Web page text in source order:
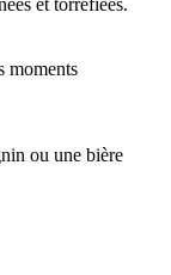
et torréfiées.
moments
ou une bière